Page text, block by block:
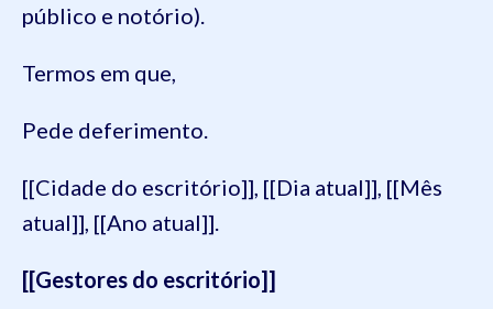
público e notório).
Termos em que,
Pede deferimento.
[[Cidade do escritório]], [[Dia atual]], [[Mês
atual]], [[Ano atual]].
[[Gestores do escritório]]